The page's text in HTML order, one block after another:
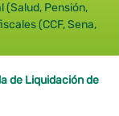
(Salud, Pensión,
(CCF, Sena,
de Liquidación de